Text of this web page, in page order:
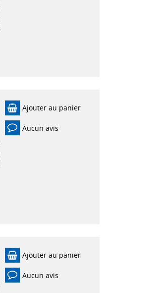
Ajouter au panier
Aucun avis
Ajouter au panier
Aucun avis